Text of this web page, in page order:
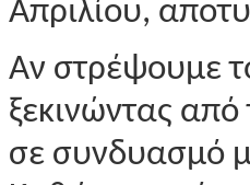
Απριλίου,
Αν στρέψουμε
ξεκινώντας
σε συνδυασμό